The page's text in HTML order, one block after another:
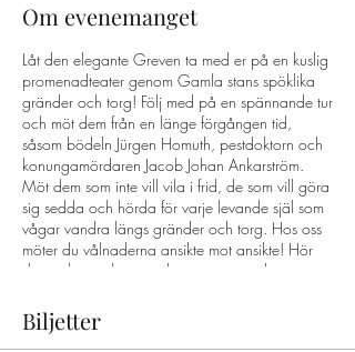
Om evenemanget
Låt den elegante Greven ta med er på en kuslig
promenadteater genom Gamla stans spöklika
gränder och torg! Följ med på en spännande tur
och möt dem från en länge förgången tid,
såsom bödeln Jürgen Homuth, pestdoktorn och
konungamördaren Jacob Johan Ankarström.
Möt dem som inte vill vila i frid, de som vill göra
sig sedda och hörda för varje levande själ som
vågar vandra längs gränder och torg. Hos oss
möter du vålnaderna ansikte mot ansikte! Hör
deras släpande steg, deras tunga andetag i
den svarta döden som drar i gränderna...
Biljetter